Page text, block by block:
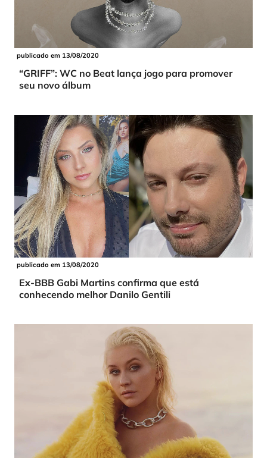
publicado em 13/08/2020
“GRIFF”: WC no Beat lança jogo para promover
seu novo álbum
publicado em 13/08/2020
Ex-BBB Gabi Martins confirma que está
conhecendo melhor Danilo Gentili